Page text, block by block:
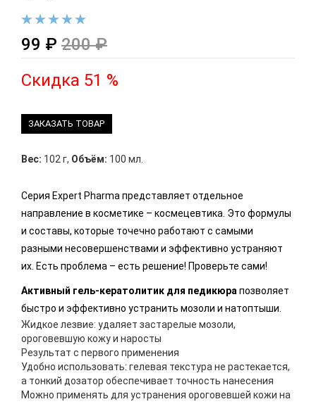
99 ₽ 200 ₽
Скидка 51 %
ЗАКАЗАТЬ ТОВАР
Вес: 102 г, Объём: 100 мл.
Серия Expert Pharma представляет отдельное
направление в косметике – космецевтика. Это формулы
и составы, которые точечно работают с самыми
разными несовершенствами и эффективно устраняют
их. Есть проблема – есть решение! Проверьте сами!
Активный гель-кератолитик для педикюра позволяет
быстро и эффективно устранить мозоли и натоптыши.
Жидкое лезвие: удаляет застарелые мозоли,
ороговевшую кожу и наросты
Результат с первого применения
Удобно использовать: гелевая текстура не растекается,
а тонкий дозатор обеспечивает точность нанесения
Можно применять для устранения ороговевшей кожи на